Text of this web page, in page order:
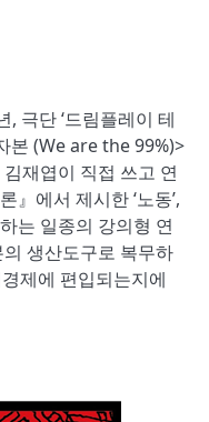
극단 ‘드림플레이 테
본 (We are the 99%)>
재엽이 직접 쓰고 연
』에서 제시한 ‘노동’,
하는 일종의 강의형 연
생산도구로 복무하
제에 편입되는지에